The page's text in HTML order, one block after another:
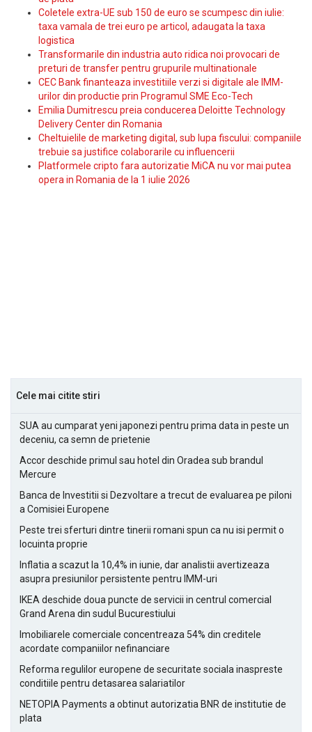
Coletele extra-UE sub 150 de euro se scumpesc din iulie:
taxa vamala de trei euro pe articol, adaugata la taxa
logistica
Transformarile din industria auto ridica noi provocari de
preturi de transfer pentru grupurile multinationale
CEC Bank finanteaza investitiile verzi si digitale ale IMM-
urilor din productie prin Programul SME Eco-Tech
Emilia Dumitrescu preia conducerea Deloitte Technology
Delivery Center din Romania
Cheltuielile de marketing digital, sub lupa fiscului: companiile
trebuie sa justifice colaborarile cu influencerii
Platformele cripto fara autorizatie MiCA nu vor mai putea
opera in Romania de la 1 iulie 2026
Cele mai citite stiri
SUA au cumparat yeni japonezi pentru prima data in peste un
deceniu, ca semn de prietenie
Accor deschide primul sau hotel din Oradea sub brandul
Mercure
Banca de Investitii si Dezvoltare a trecut de evaluarea pe piloni
a Comisiei Europene
Peste trei sferturi dintre tinerii romani spun ca nu isi permit o
locuinta proprie
Inflatia a scazut la 10,4% in iunie, dar analistii avertizeaza
asupra presiunilor persistente pentru IMM-uri
IKEA deschide doua puncte de servicii in centrul comercial
Grand Arena din sudul Bucurestiului
Imobiliarele comerciale concentreaza 54% din creditele
acordate companiilor nefinanciare
Reforma regulilor europene de securitate sociala inaspreste
conditiile pentru detasarea salariatilor
NETOPIA Payments a obtinut autorizatia BNR de institutie de
plata